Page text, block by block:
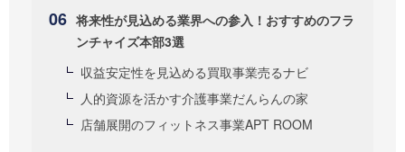
将来性が見込める業界への参入！おすすめのフラ
ンチャイズ本部3選
収益安定性を見込める買取事業売るナビ
人的資源を活かす介護事業だんらんの家
店舗展開のフィットネス事業APT ROOM